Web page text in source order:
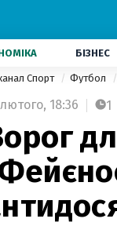
БІЗНЕС
Спорт Футбол
18:36 1